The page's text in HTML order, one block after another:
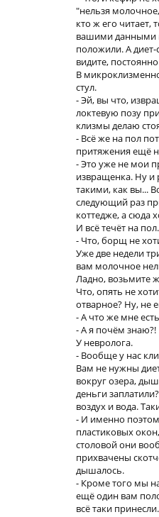
"нельзя
кто ж его читает,
вашими данными
положили. А диет-
видите,
В
стул.
- Эй, вы что,
локтевую позу
клизмы делаю
- Всё же на пол
притяжения ещё
- Это уже не мои
извращенка. Ну и
такими, как вы...
следующий раз
коттедже, а сюда
И всё течёт на пол.
- Что, борщ не
Уже две недели
вам молочное
Ладно, возьмите
Что, опять не
отварное? Ну, не
- А что же мне
- А я почём знаю?!
У невролога.
- Вообще у нас
Вам не нужны
вокруг озера,
деньги
воздух и вода.
- И именно
пластиковых
столовой они
прихвачены
дышалось.
- Кроме того мы
ещё один вам
всё таки